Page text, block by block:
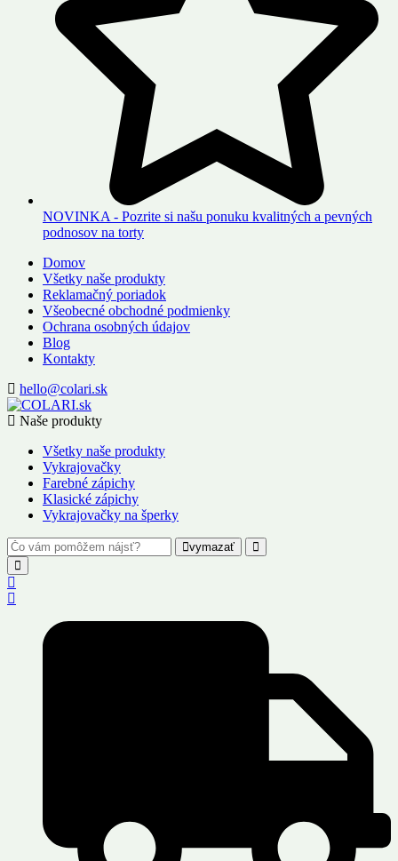
NOVINKA - Pozrite si našu ponuku kvalitných a pevných
podnosov na torty
Domov
Všetky naše produkty
Reklamačný poriadok
Všeobecné obchodné podmienky
Ochrana osobných údajov
Blog
Kontakty
hello@colari.sk
Naše produkty
Všetky naše produkty
Vykrajovačky
Farebné zápichy
Klasické zápichy
Vykrajovačky na šperky
vymazať